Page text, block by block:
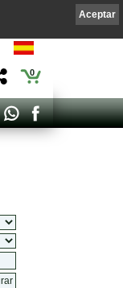
0
Aceptar